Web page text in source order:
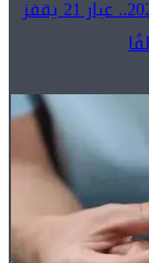
سعر الذهب اليوم السبت 8 أغسطس 2026.. عيار 21 يقفز